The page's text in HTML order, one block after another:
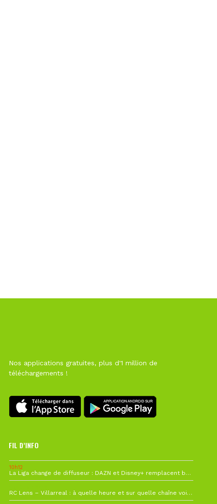
Nos applications gratuites, plus d'1 million de
téléchargements !
FIL D’INFO
10h12
La Liga change de diffuseur : DAZN et Disney+ remplacent beIN Sports !
RC Lens – Villarreal : à quelle heure et sur quelle chaîne voir la finale de la Como Cup ?